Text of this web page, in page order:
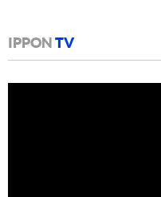
IPPONTV